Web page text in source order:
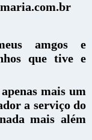
amgos e
que tive e
mais um
a serviço do
mais além